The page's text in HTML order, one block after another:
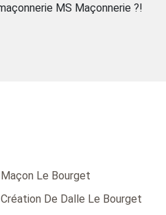
MS Maçonnerie ?!
Maçon Le Bourget
Création De Dalle Le Bourget